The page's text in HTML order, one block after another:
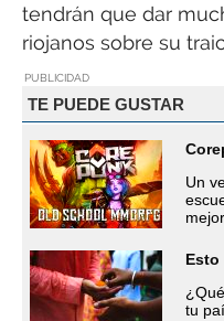
tendrán que dar
riojanos sobre su
PUBLICIDAD
TE PUEDE GUSTAR
Un
Esto
tu